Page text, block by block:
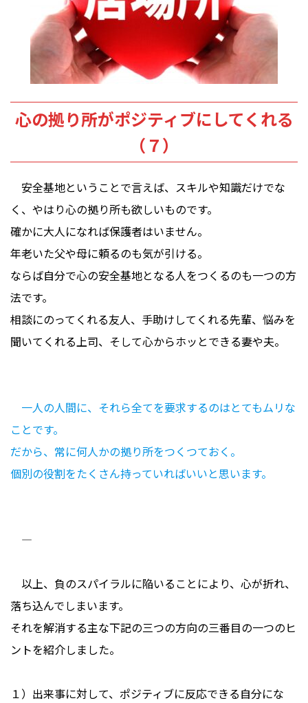
心の拠り所がポジティブにしてくれる
（７）
安全基地ということで言えば、スキルや知識だけでな
く、やはり心の拠り所も欲しいものです。
確かに大人になれば保護者はいません。
年老いた父や母に頼るのも気が引ける。
ならば自分で心の安全基地となる人をつくるのも一つの方
法です。
相談にのってくれる友人、手助けしてくれる先輩、悩みを
聞いてくれる上司、そして心からホッとできる妻や夫。
一人の人間に、それら全てを要求するのはとてもムリな
ことです。
だから、常に何人かの拠り所をつくつておく。
個別の役割をたくさん持っていればいいと思います。
――――――――――――――――――――――
以上、負のスパイラルに陥いることにより、心が折れ、
落ち込んでしまいます。
それを解消する主な下記の三つの方向の三番目の一つのヒ
ントを紹介しました。
１）出来事に対して、ポジティブに反応できる自分にな